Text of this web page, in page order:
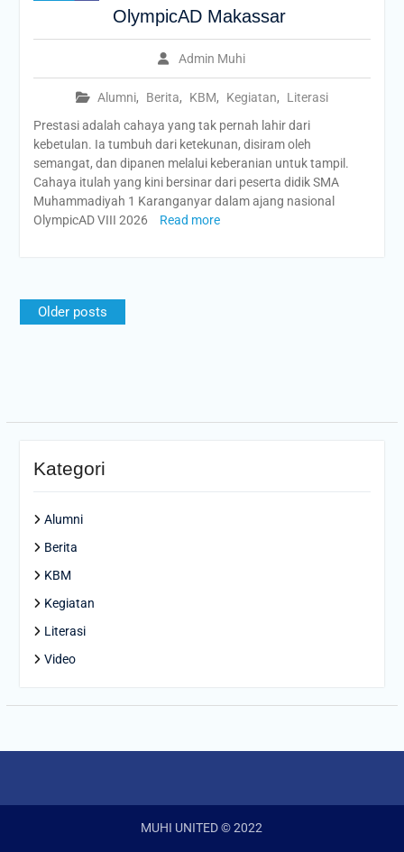
OlympicAD Makassar
Admin Muhi
Alumni, Berita, KBM, Kegiatan,
Literasi
Prestasi adalah cahaya yang tak pernah lahir dari
kebetulan. Ia tumbuh dari ketekunan, disiram oleh
semangat, dan dipanen melalui keberanian untuk tampil.
Cahaya itulah yang kini bersinar dari peserta didik SMA
Muhammadiyah 1 Karanganyar dalam ajang nasional
OlympicAD VIII 2026
Read more
Posts
navigation
Older posts
Kategori
Alumni
Berita
KBM
Kegiatan
Literasi
Video
MUHI UNITED © 2022